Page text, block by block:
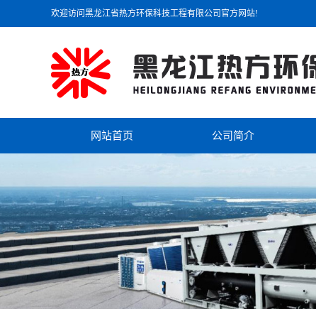
欢迎访问黑龙江省热方环保科技工程有限公司官方网站!
网站首页 公司简介
联系我们